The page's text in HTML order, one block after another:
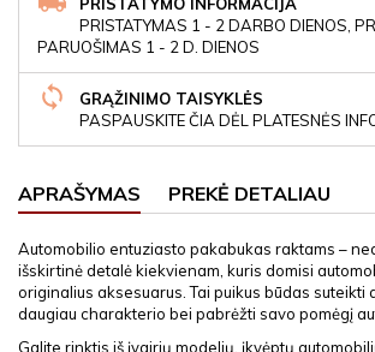
PRISTATYMAS 1 - 2 DARBO DIENOS,
PARUOŠIMAS 1 - 2 D. DIENOS
GRĄŽINIMO TAISYKLĖS
PASPAUSKITE ČIA DĖL PLATESNĖS
APRAŠYMAS PREKĖ DETALIAU
Automobilio entuziasto pakabukas raktams –
išskirtinė detalė kiekvienam, kuris domisi
originalius aksesuarus. Tai puikus būdas suteikti
daugiau charakterio bei pabrėžti savo pomėgį
Galite rinktis iš įvairių modelių, įkvėptų